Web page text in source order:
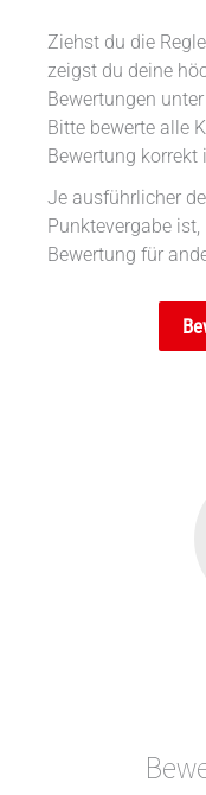
Ziehst du die
zeigst du deine
Bewertungen
Bitte bewerte alle
Bewertung
Je ausführlicher
Punktevergabe
Bewertung für